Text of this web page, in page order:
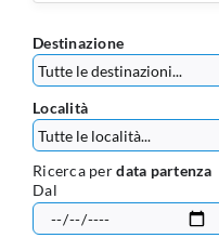
Destinazione
Località
Ricerca perdata partenza
Dal